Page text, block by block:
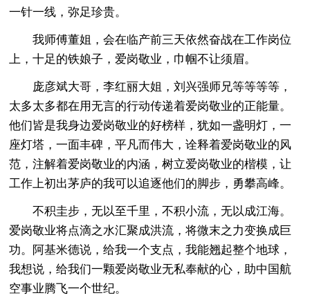
一针一线，弥足珍贵。
我师傅董姐，会在临产前三天依然奋战在工作岗位
上，十足的铁娘子，爱岗敬业，巾帼不让须眉。
庞彦斌大哥，李红丽大姐，刘兴强师兄等等等等，
太多太多都在用无言的行动传递着爱岗敬业的正能量。
他们皆是我身边爱岗敬业的好榜样，犹如一盏明灯，一
座灯塔，一面丰碑，平凡而伟大，诠释着爱岗敬业的风
范，注解着爱岗敬业的内涵，树立爱岗敬业的楷模，让
工作上初出茅庐的我可以追逐他们的脚步，勇攀高峰。
不积圭步，无以至千里，不积小流，无以成江海。
爱岗敬业将点滴之水汇聚成洪流，将微末之力变换成巨
功。阿基米德说，给我一个支点，我能翘起整个地球，
我想说，给我们一颗爱岗敬业无私奉献的心，助中国航
空事业腾飞一个世纪。